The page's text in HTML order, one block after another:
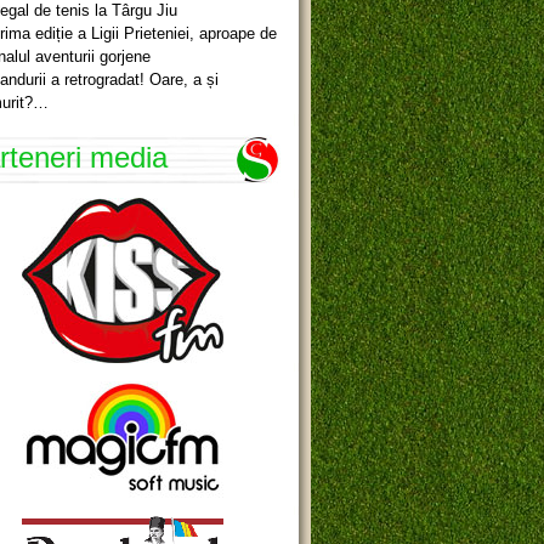
de tenis la Târgu Jiu
ediție a Ligii Prieteniei, aproape de
aventurii gorjene
a retrogradat! Oare, a și
media